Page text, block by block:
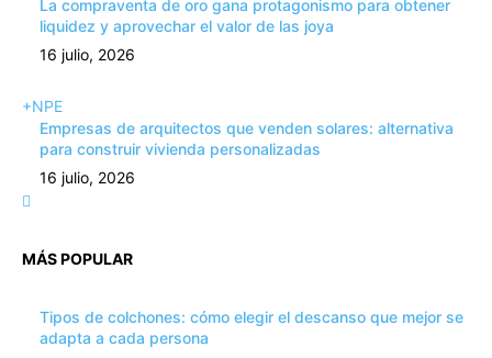
La compraventa de oro gana protagonismo para obtener
liquidez y aprovechar el valor de las joya
16 julio, 2026
+NPE
Empresas de arquitectos que venden solares: alternativa
para construir vivienda personalizadas
16 julio, 2026
MÁS POPULAR
Tipos de colchones: cómo elegir el descanso que mejor se
adapta a cada persona